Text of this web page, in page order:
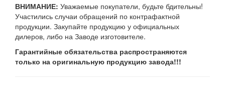
ВНИМАНИЕ: Уважаемые покупатели, будьте бдительны!
Участились случаи обращений по контрафактной
продукции. Закупайте продукцию у официальных
дилеров, либо на Заводе изготовителе.
Гарантийные обязательства распространяются
только на оригинальную продукцию завода!!!